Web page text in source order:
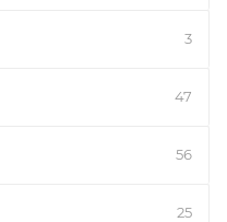
3
47
56
25